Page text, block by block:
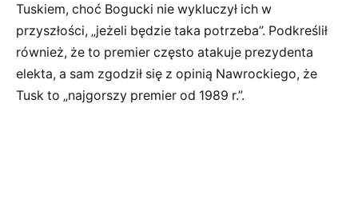
Tuskiem, choć Bogucki nie wykluczył ich w
przyszłości, „jeżeli będzie taka potrzeba”. Podkreślił
również, że to premier często atakuje prezydenta
elekta, a sam zgodził się z opinią Nawrockiego, że
Tusk to „najgorszy premier od 1989 r.”.